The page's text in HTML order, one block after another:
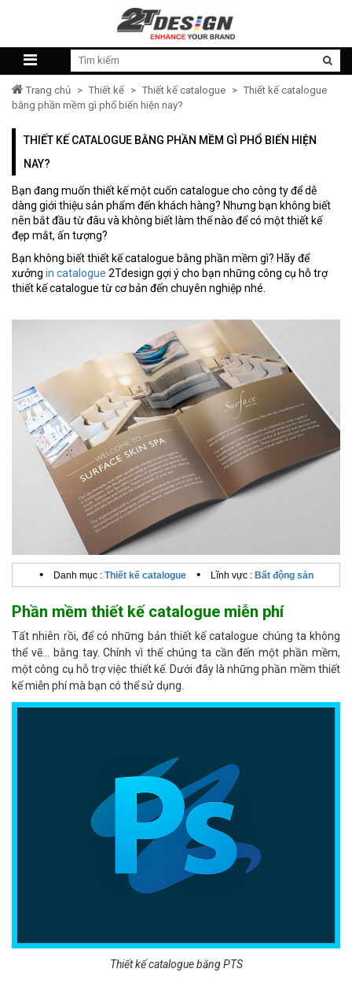
Trang chủ > Thiết kế > Thiết kế catalogue > Thiết kế catalogue
bằng phần mềm gì phổ biến hiện nay?
THIẾT KẾ CATALOGUE BẰNG PHẦN MỀM GÌ PHỔ BIẾN HIỆN
NAY?
Bạn đang muốn thiết kế một cuốn catalogue cho công ty để dễ
dàng giới thiệu sản phẩm đến khách hàng? Nhưng bạn không biết
nên bắt đầu từ đâu và không biết làm thế nào để có một thiết kế
đẹp mắt, ấn tượng?
Bạn không biết thiết kế catalogue bằng phần mềm gì? Hãy để
xưởng in catalogue 2Tdesign gợi ý cho bạn những công cụ hỗ trợ
thiết kế catalogue từ cơ bản đến chuyên nghiệp nhé.
• Danh mục : Thiết kế catalogue • Lĩnh vực : Bất động sản
Phần mềm thiết kế catalogue miễn phí
Tất nhiên rồi, để có những bản thiết kế catalogue chúng ta không
thể vẽ… bằng tay. Chính vì thế chúng ta cần đến một phần mềm,
một công cụ hỗ trợ việc thiết kế. Dưới đây là những phần mềm thiết
kế miễn phí mà bạn có thể sử dụng.
Thiết kế catalogue bằng PTS